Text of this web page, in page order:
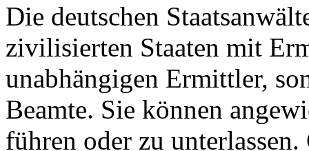
Die deutschen
zivilisierten Staaten mit
unabhängigen Ermittler,
Beamte. Sie können
führen oder zu